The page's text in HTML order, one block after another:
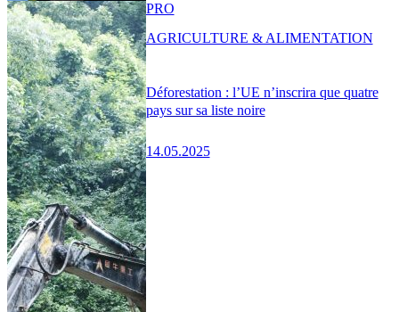
Déforestation : l’UE n’inscrira que quatre
pays sur sa liste noire
14.05.2025
PRO
AGRICULTURE & ALIMENTATION